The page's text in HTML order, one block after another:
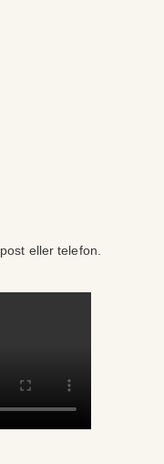
eller telefon.